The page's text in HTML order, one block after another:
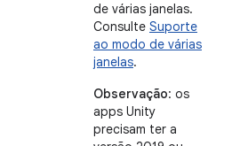
de várias janelas.
Consulte Suporte
ao modo de várias
janelas.
Observação: os
apps Unity
precisam ter a